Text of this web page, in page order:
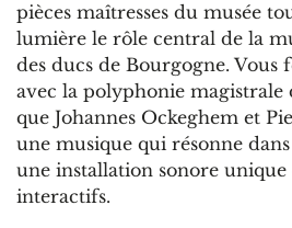
pièces maîtresses du musée
lumière le rôle central de la
des ducs de Bourgogne. Vous
avec la polyphonie magistrale
que Johannes Ockeghem et
une musique qui résonne
une installation sonore unique
interactifs.